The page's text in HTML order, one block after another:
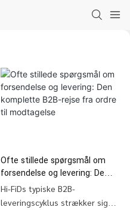
Ofte stillede spørgsmål om
forsendelse og levering: Den
komplette B2B-rejse fra ordre
til modtagelse
Hi-FiDs typiske B2B-
leveringscyklus strækker sig